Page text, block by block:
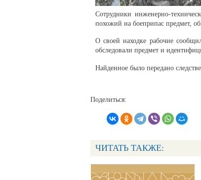
Сотрудники инженерно-
похожий на боеприпас предмет,
О своей находке рабочие
обследовали предмет и
Найденное было передано
Поделиться:
ЧИТАТЬ ТАКЖЕ: